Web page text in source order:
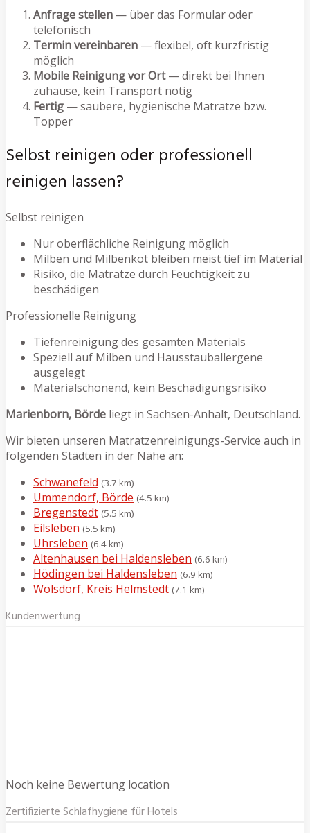
Anfrage stellen — über das Formular oder
telefonisch
Termin vereinbaren — flexibel, oft kurzfristig
möglich
Mobile Reinigung vor Ort— direkt bei Ihnen
zuhause, kein Transport nötig
Fertig — saubere, hygienische Matratze bzw.
Topper
Selbst reinigen oder professionell
reinigen lassen?
Selbst reinigen
Nur oberflächliche Reinigung möglich
Milben und Milbenkot bleiben meist tief im Material
Risiko, die Matratze durch Feuchtigkeit zu
beschädigen
Professionelle Reinigung
Tiefenreinigung des gesamten Materials
Speziell auf Milben und Hausstauballergene
ausgelegt
Materialschonend, kein Beschädigungsrisiko
Marienborn, Börde liegt in Sachsen-Anhalt, Deutschland.
Wir bieten unseren Matratzenreinigungs-Service auch in
folgenden Städten in der Nähe an:
Schwanefeld (3.7 km)
Ummendorf, Börde (4.5 km)
Bregenstedt (5.5 km)
Eilsleben (5.5 km)
Uhrsleben (6.4 km)
Altenhausen bei Haldensleben (6.6 km)
Hödingen bei Haldensleben (6.9 km)
Wolsdorf, Kreis Helmstedt (7.1 km)
Kundenwertung
Noch keine Bewertung location
Zertifizierte Schlafhygiene für Hotels